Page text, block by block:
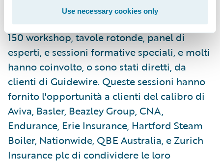
Use necessary cookies only
Nel corso di Connections si sono tenuti oltre
150 workshop, tavole rotonde, panel di
esperti, e sessioni formative speciali, e molti
hanno coinvolto, o sono stati diretti, da
clienti di Guidewire. Queste sessioni hanno
fornito l'opportunità a clienti del calibro di
Aviva, Basler, Beazley Group, CNA,
Endurance, Erie Insurance, Hartford Steam
Boiler, Nationwide, QBE Australia, e Zurich
Insurance plc di condividere le loro